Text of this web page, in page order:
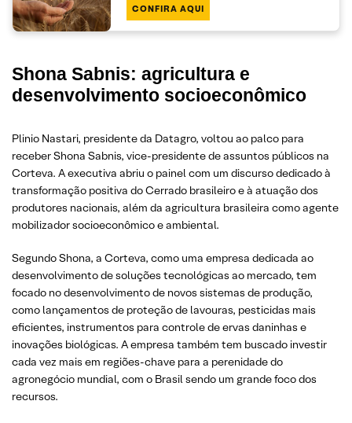
CONFIRA AQUI
Shona Sabnis: agricultura e
desenvolvimento socioeconômico
Plinio Nastari, presidente da Datagro, voltou ao palco para
receber Shona Sabnis, vice-presidente de assuntos públicos na
Corteva. A executiva abriu o painel com um discurso dedicado à
transformação positiva do Cerrado brasileiro e à atuação dos
produtores nacionais, além da agricultura brasileira como agente
mobilizador socioeconômico e ambiental.
Segundo Shona, a Corteva, como uma empresa dedicada ao
desenvolvimento de soluções tecnológicas ao mercado, tem
focado no desenvolvimento de novos sistemas de produção,
como lançamentos de proteção de lavouras, pesticidas mais
eficientes, instrumentos para controle de ervas daninhas e
inovações biológicas. A empresa também tem buscado investir
cada vez mais em regiões-chave para a perenidade do
agronegócio mundial, com o Brasil sendo um grande foco dos
recursos.